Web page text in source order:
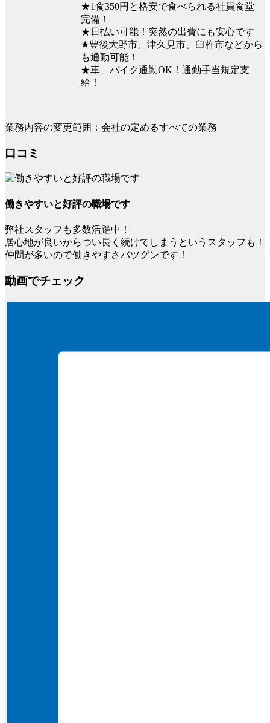
★1食350円と格安で食べられる社員食堂
完備！
★日払い可能！突然の出費にも安心です
★豊後大野市、津久見市、臼杵市などから
も通勤可能！
★車、バイク通勤OK！通勤手当規定支
給！
業務内容の変更範囲：会社の定めるすべての業務
口コミ
働きやすいと好評の職場です
弊社スタッフも多数活躍中！
居心地が良いからつい長く続けてしまうというスタッフも！
仲間が多いので働きやすさバツグンです！
動画でチェック